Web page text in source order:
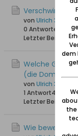
von Ulrich 31
0 Antworten
51
Letzter Beitrag
Welche
(die
von Ulrich 31
1 Antwort48 Hits0
Letzter Beitrag
Wie bewerten
dem
the